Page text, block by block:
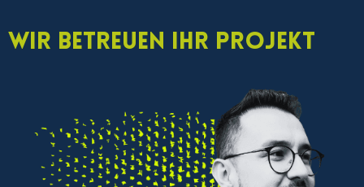
Wir betreuen Ihr Projekt